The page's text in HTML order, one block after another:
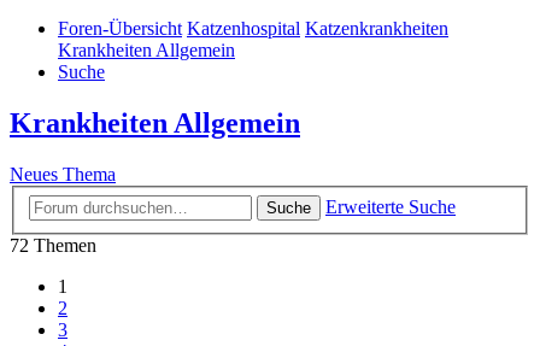
Foren-Übersicht Katzenhospital Katzenkrankheiten
Krankheiten Allgemein
Suche
Krankheiten Allgemein
Neues Thema
Suche
Erweiterte Suche
72 Themen
1
2
3